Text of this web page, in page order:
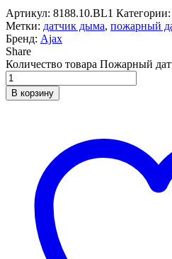
Артикул: 8188.10.BL1 Категории:
Метки: датчик дыма, пожарный
Бренд: Ajax
Share
Количество товара Пожарный
В корзину